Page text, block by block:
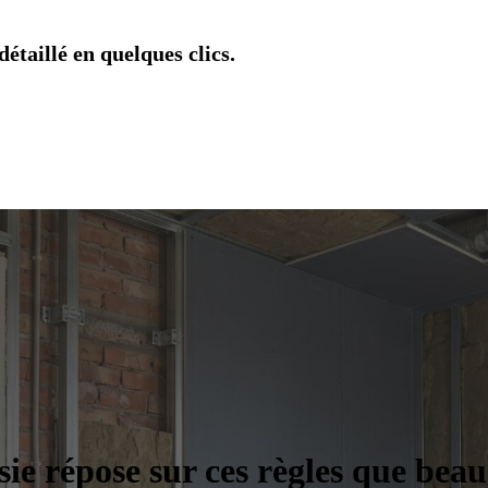
en quelques clics.
répose sur ces règles que